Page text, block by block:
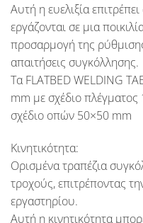
Αυτή η ευελιξία
εργάζονται σε μια
προσαρμογή της
απαιτήσεις συγκόλλησης.
ΤαFLATBED WELDING
mm με σχέδιο
σχέδιο οπών 50×50 mm
Κινητικότητα:
Ορισμένα τραπέζια
τροχούς, επιτρέποντας
εργαστηρίου.
Αυτή η κινητικότητα